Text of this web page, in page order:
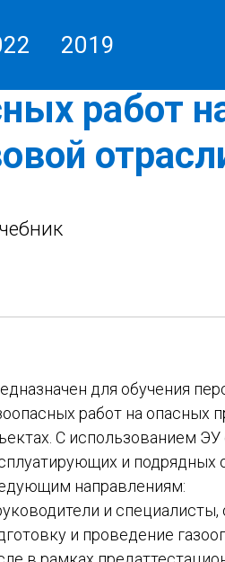
2019
работ
для обучения
работ на опасных
С использованием
и подрядных
направлениям:
и специалисты,
и проведение